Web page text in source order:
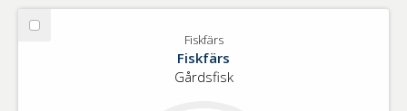
Välj
Fiskfärs
Fiskfärs
Gårdsfisk